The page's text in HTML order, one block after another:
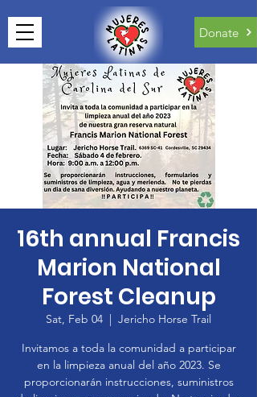
Donate
16th annual Francis
Marion National
Forest Cleanup
Sat, Feb 04
  |
Jericho Horse Trail
Invitamos a toda la comunidad a participar
en la limpieza anual del año 2023. Se
proporcionarán instrucciones, suministros